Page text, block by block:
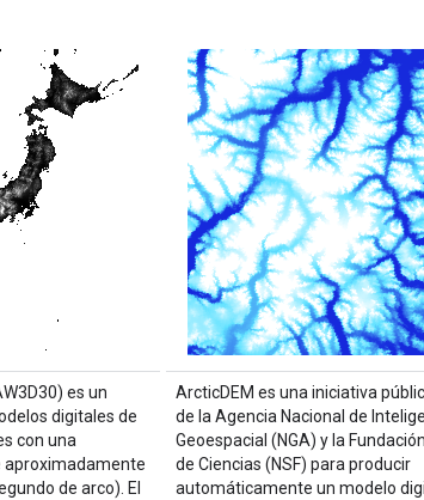
es un
digitales de
con una
aproximadamente
de arco). El
ArcticDEM es una iniciativa
de la Agencia Nacional de
Geoespacial (NGA) y la
de Ciencias (NSF) para producir
automáticamente un modelo